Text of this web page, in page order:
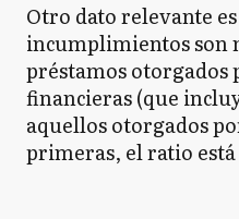
Otro dato relevante
incumplimientos son
préstamos otorgados
financieras (que
aquellos otorgados
primeras, el ratio